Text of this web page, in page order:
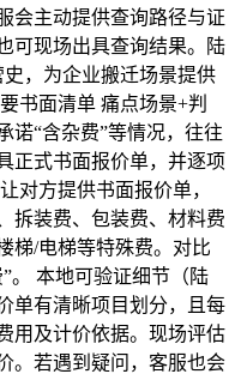
会主动提供查询路径与证
可现场出具查询结果。陆
，为企业搬迁场景提供
书面清单 痛点场景+判
诺“含杂费”等情况，往往
正式书面报价单，并逐项
对方提供书面报价单，
拆装费、包装费、材料费
梯/电梯等特殊费。对比
。 本地可验证细节（陆
单有清晰项目划分，且每
用及计价依据。现场评估
。若遇到疑问，客服也会